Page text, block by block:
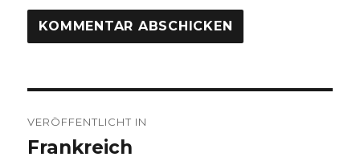
VERÖFFENTLICHT IN
Frankreich